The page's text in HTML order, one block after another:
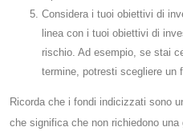
Considera i tuoi obiettivi di
linea con i tuoi obiettivi di
rischio. Ad esempio, se stai
termine, potresti scegliere un
Ricorda che i fondi indicizzati sono
che significa che non richiedono